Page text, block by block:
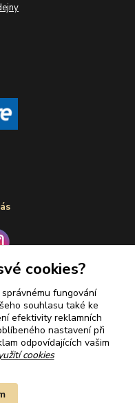
cookies?
fungování
souhlasu také ke
efektivity reklamních
nastavení při
odpovídajících vašim
cookies